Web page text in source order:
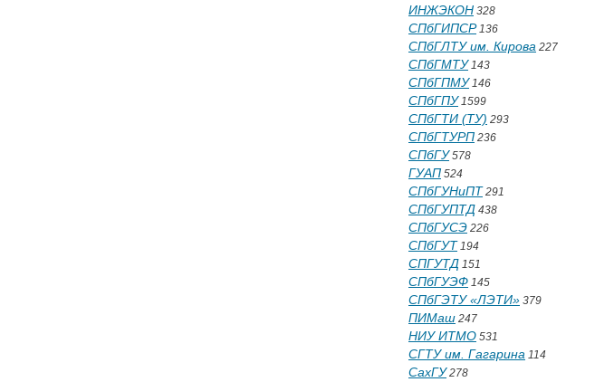
ИНЖЭКОН 328
СПбГИПСР136
СПбГЛТУ им. Кирова 227
СПбГМТУ143
СПбГПМУ146
СПбГПУ1599
СПбГТИ (ТУ) 293
СПбГТУРП 236
СПбГУ578
ГУАП 524
СПбГУНиПТ 291
СПбГУПТД 438
СПбГУСЭ 226
СПбГУТ 194
СПГУТД 151
СПбГУЭФ 145
СПбГЭТУ «ЛЭТИ» 379
ПИМаш 247
НИУ ИТМО 531
СГТУ им. Гагарина 114
СахГУ278